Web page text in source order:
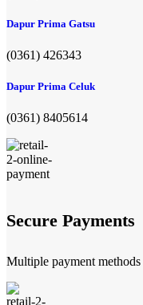
Dapur Prima Gatsu
(0361) 426343
Dapur Prima Celuk
(0361) 8405614
Secure Payments
Multiple payment methods